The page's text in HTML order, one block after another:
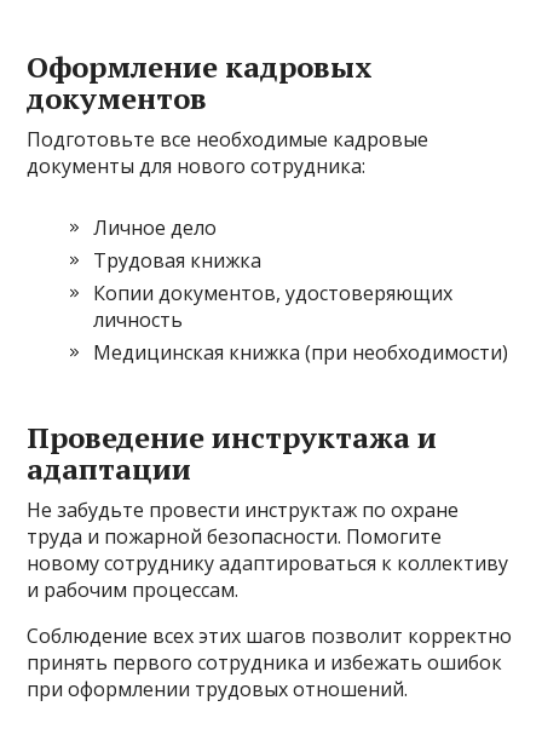
Оформление кадровых
документов
Подготовьте все необходимые кадровые
документы для нового сотрудника:
Личное дело
Трудовая книжка
Копии документов, удостоверяющих
личность
Медицинская книжка (при необходимости)
Проведение инструктажа и
адаптации
Не забудьте провести инструктаж по охране
труда и пожарной безопасности. Помогите
новому сотруднику адаптироваться к коллективу
и рабочим процессам.
Соблюдение всех этих шагов позволит корректно
принять первого сотрудника и избежать ошибок
при оформлении трудовых отношений.